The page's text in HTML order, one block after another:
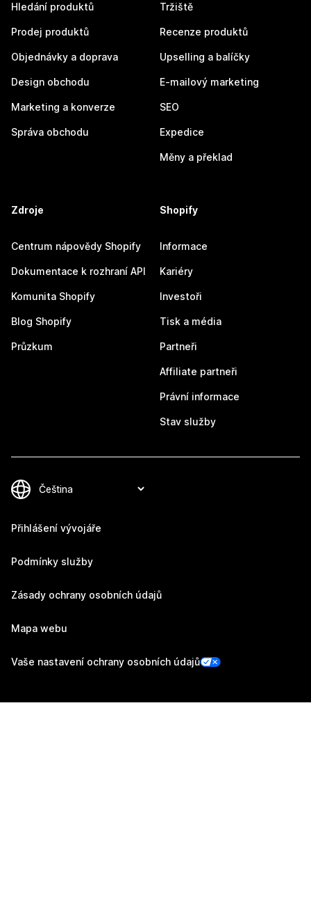
Hledání produktů
Prodej produktů
Objednávky a doprava
Design obchodu
Marketing a konverze
Správa obchodu
Tržiště
Recenze produktů
Upselling a balíčky
E-mailový marketing
SEO
Expedice
Měny a překlad
Zdroje
Centrum nápovědy Shopify
Dokumentace k rozhraní API
Komunita Shopify
Blog Shopify
Průzkum
Shopify
Informace
Kariéry
Investoři
Tisk a média
Partneři
Affiliate partneři
Právní informace
Stav služby
Přihlášení vývojáře
Podmínky služby
Zásady ochrany osobních údajů
Mapa webu
Vaše nastavení ochrany osobních údajů